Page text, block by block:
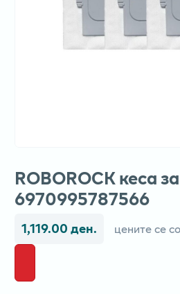
ROBOROCK кеса
6970995787566
1,119.00 ден. цените се